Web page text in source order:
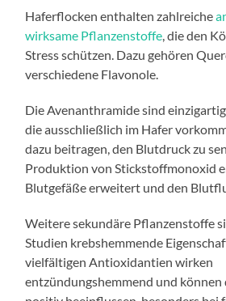
Haferflocken enthalten zahlreiche
wirksame Pflanzenstoffe, die den
Stress schützen. Dazu gehören
verschiedene Flavonole.
Die Avenanthramide sind
die ausschließlich im Hafer
dazu beitragen, den Blutdruck zu
Produktion von Stickstoffmonoxid
Blutgefäße erweitert und den
Weitere sekundäre Pflanzenstoffe
Studien krebshemmende
vielfältigen Antioxidantien wirken
entzündungshemmend und